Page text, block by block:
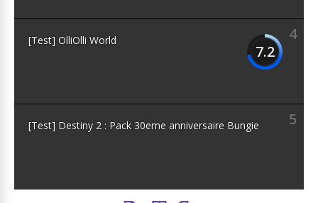
4
7.2
[Test] OlliOlli World
5
[Test] Destiny 2 : Pack 30eme anniversaire Bungie